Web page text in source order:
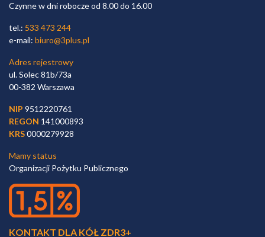
Czynne w dni robocze od 8.00 do 16.00
tel.: 533 473 244
e-mail: biuro@3plus.pl
Adres rejestrowy
ul. Solec 81b/73a
00-382 Warszawa
NIP 9512220761
REGON 141000893
KRS0000279928
Mamy status
Organizacji Pożytku Publicznego
KONTAKT DLA KÓŁ ZDR3+